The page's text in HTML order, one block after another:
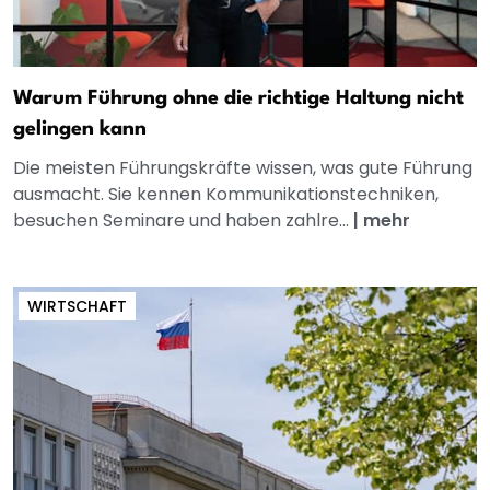
Warum Führung ohne die richtige Haltung nicht
gelingen kann
Die meisten Führungskräfte wissen, was gute Führung
ausmacht. Sie kennen Kommunikationstechniken,
besuchen Seminare und haben zahlre... | mehr
WIRTSCHAFT